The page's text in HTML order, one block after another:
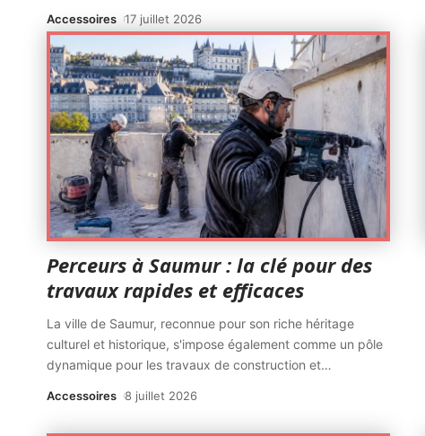
Accessoires 17 juillet 2026
Perceurs à Saumur : la clé pour des
travaux rapides et efficaces
La ville de Saumur, reconnue pour son riche héritage
culturel et historique, s'impose également comme un pôle
dynamique pour les travaux de construction et…
Accessoires 8 juillet 2026